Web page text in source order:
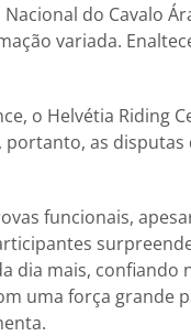
do Cavalo
variada.
o Helvétia Riding
as disputas
funcionais,
dia mais, confiando
uma força grande